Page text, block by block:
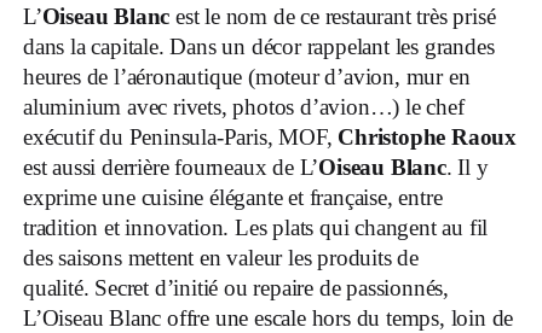
L’Oiseau Blanc est le nom de ce restaurant très prisé
dans la capitale. Dans un décor rappelant les grandes
heures de l’aéronautique (moteur d’avion, mur en
aluminium avec rivets, photos d’avion…) le chef
exécutif du Peninsula-Paris, MOF, Christophe Raoux
est aussi derrière fourneaux de L’Oiseau Blanc. Il y
exprime une cuisine élégante et française, entre
tradition et innovation. Les plats qui changent au fil
des saisons mettent en valeur les produits de
qualité. Secret d’initié ou repaire de passionnés,
L’Oiseau Blanc offre une escale hors du temps, loin de